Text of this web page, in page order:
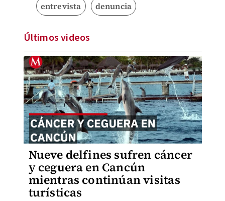
entrevista denuncia
Últimos videos
Nueve delfines sufren cáncer
y ceguera en Cancún
mientras continúan visitas
turísticas